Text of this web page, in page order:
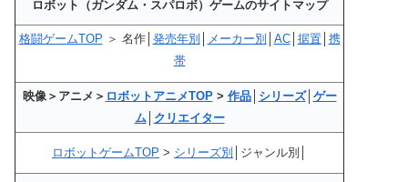
ロボット（ガンダム・スパロボ）ゲームのサイトマップ
格闘ゲームTOP ＞ 名作│ 発売年別 メーカー別 AC│ 据置│ 携
帯
映像＞アニメ＞ ロボットアニメTOP> 作品│ シリーズ│ ゲー
ム
クリエイター
ロボットゲームTOP > シリーズ別 │ジャンル別│